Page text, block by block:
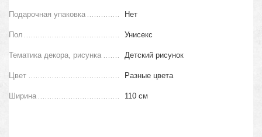
Подарочная упаковка Нет
Пол Унисекс
Тематика декора, рисунка Детский рисунок
Цвет Разные цвета
Ширина 110 см